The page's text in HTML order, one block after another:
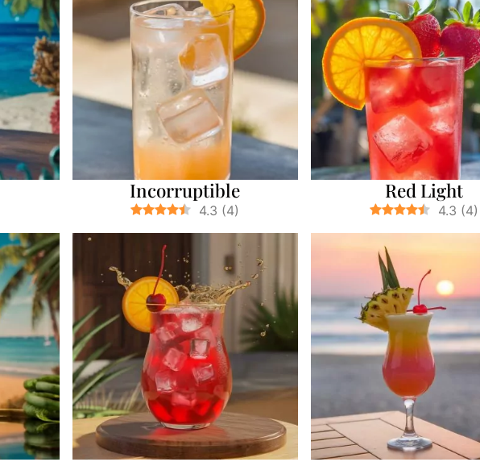
Incorruptible
4.3 (4)
Red Light
4.3 (4)